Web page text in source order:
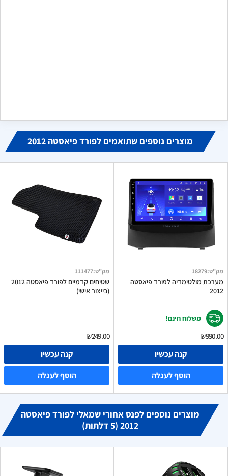
מוצרים נוספים שתואמים לפורד פיאסטה 2012
מק"ט:
111477
שטיחים קדמיים לפורד פיאסטה 2012
(בייצור אישי)
₪249.00
קנה עכשיו
הוסף לעגלה
מק"ט:
18279
מערכת מולטימדיה לפורד פיאסטה
2012
משלוח חינם!
₪990.00
קנה עכשיו
הוסף לעגלה
מוצרים נוספים לפנס אחורי שמאלי לפורד פיאסטה
2012 (5 דלתות)